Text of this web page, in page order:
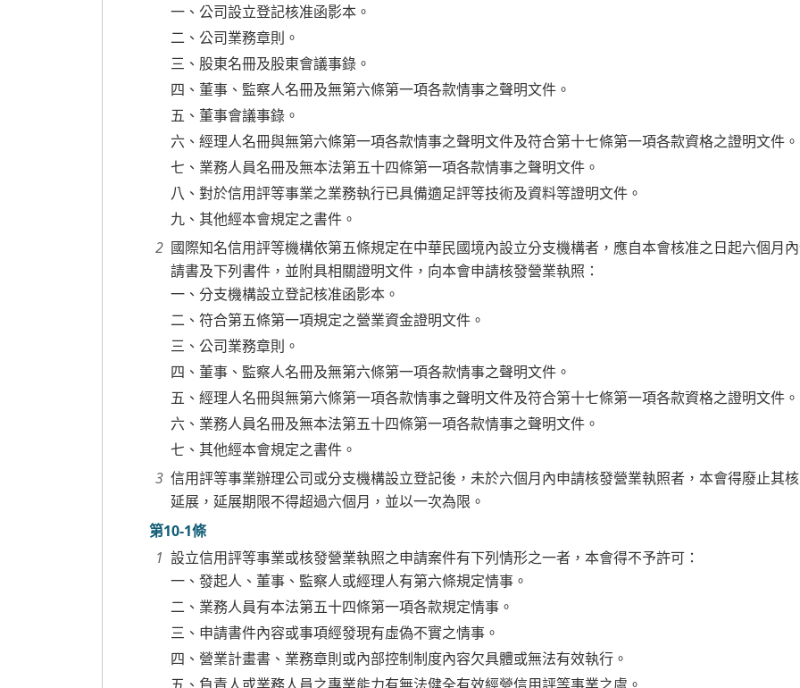
一、公司設立登記核准函影本。
二、公司業務章則。
三、股東名冊及股東會議事錄。
四、董事、監察人名冊及無第六條第一項各款情事之聲明文件。
五、董事會議事錄。
六、經理人名冊與無第六條第一項各款情事之聲明文件及符合第十七條第一項各款資格之證明文件。
七、業務人員名冊及無本法第五十四條第一項各款情事之聲明文件。
八、對於信用評等事業之業務執行已具備適足評等技術及資料等證明文件。
九、其他經本會規定之書件。
國際知名信用評等機構依第五條規定在中華民國境內設立分支機構者，應自本會核准之日起六個月
請書及下列書件，並附具相關證明文件，向本會申請核發營業執照：
一、分支機構設立登記核准函影本。
二、符合第五條第一項規定之營業資金證明文件。
三、公司業務章則。
四、董事、監察人名冊及無第六條第一項各款情事之聲明文件。
五、經理人名冊與無第六條第一項各款情事之聲明文件及符合第十七條第一項各款資格之證明文件。
六、業務人員名冊及無本法第五十四條第一項各款情事之聲明文件。
七、其他經本會規定之書件。
信用評等事業辦理公司或分支機構設立登記後，未於六個月內申請核發營業執照者，本會得廢止其
延展，延展期限不得超過六個月，並以一次為限。
第10-1條
設立信用評等事業或核發營業執照之申請案件有下列情形之一者，本會得不予許可：
一、發起人、董事、監察人或經理人有第六條規定情事。
二、業務人員有本法第五十四條第一項各款規定情事。
三、申請書件內容或事項經發現有虛偽不實之情事。
四、營業計畫書、業務章則或內部控制制度內容欠具體或無法有效執行。